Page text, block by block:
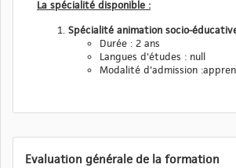
La spécialité disponible :
Spécialité animation socio-
Durée : 2 ans
Langues d'études : null
Modalité d'admission
Evaluation générale de la formation